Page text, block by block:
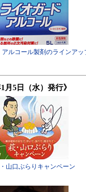
ルコール製剤のラインアッ
月5日（水）発行》
山口ぶらりキャンペーン